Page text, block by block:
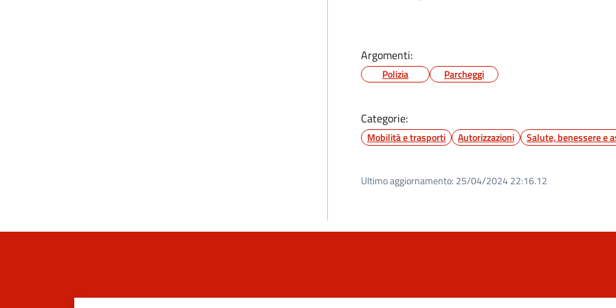
Argomenti:
Polizia Parcheggi
Categorie:
Mobilità e trasporti Autorizzazioni Salute, benessere e
Ultimo aggiornamento: 25/04/2024 22:16.12